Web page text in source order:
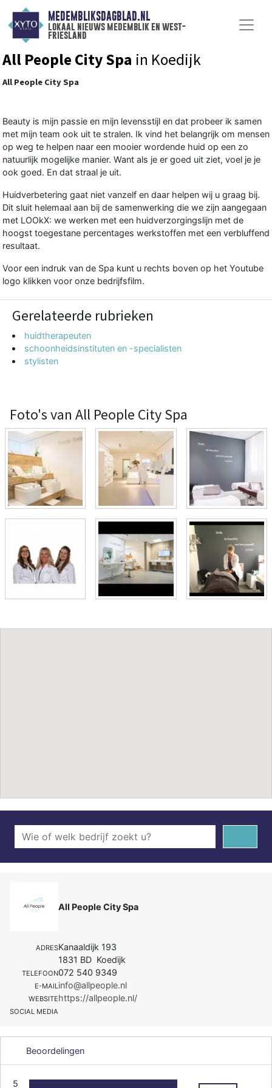
MEDEMBLIKSDAGBLAD.NL
lokaal nieuws medemblik en west-
friesland
All People City Spa in Koedijk
All People City Spa
Beauty is mijn passie en mijn levensstijl en dat probeer ik samen
met mijn team ook uit te stralen. Ik vind het belangrijk om mensen
op weg te helpen naar een mooier wordende huid op een zo
natuurlijk mogelijke manier. Want als je er goed uit ziet, voel je je
ook goed. En dat straal je uit.
Huidverbetering gaat niet vanzelf en daar helpen wij u graag bij.
Dit sluit helemaal aan bij de samenwerking die we zijn aangegaan
met LOOkX: we werken met een huidverzorgingslijn met de
hoogst toegestane percentages werkstoffen met een verbluffend
resultaat.
Voor een indruk van de Spa kunt u rechts boven op het Youtube
logo klikken voor onze bedrijfsfilm.
Gerelateerde rubrieken
huidtherapeuten
schoonheidsinstituten en -specialisten
stylisten
Foto's van All People City Spa
All People City Spa
ADRESKanaaldijk 193
1831 BD Koedijk
TELEFOON072 540 9349
E-MAILinfo@allpeople.nl
WEBSITEhttps://allpeople.nl/
SOCIAL MEDIA
Beoordelingen
5